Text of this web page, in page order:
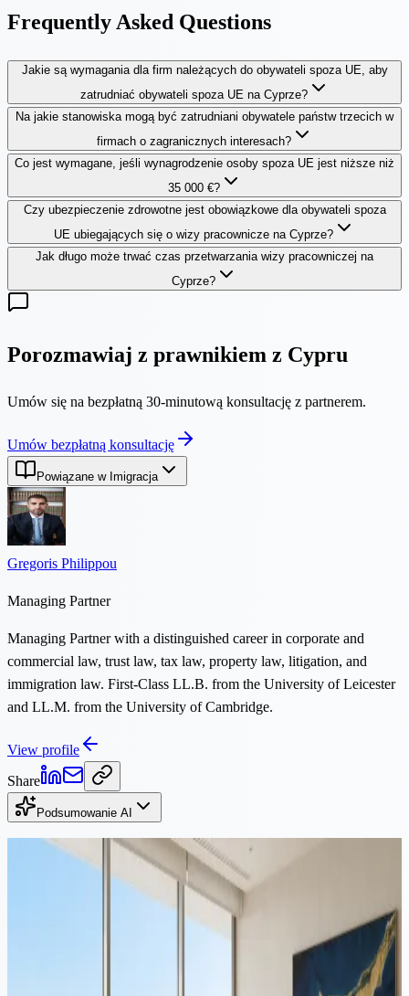
Frequently Asked Questions
Jakie są wymagania dla firm należących do obywateli spoza UE, aby
zatrudniać obywateli spoza UE na Cyprze?
Na jakie stanowiska mogą być zatrudniani obywatele państw trzecich w
firmach o zagranicznych interesach?
Co jest wymagane, jeśli wynagrodzenie osoby spoza UE jest niższe niż
35 000 €?
Czy ubezpieczenie zdrowotne jest obowiązkowe dla obywateli spoza
UE ubiegających się o wizy pracownicze na Cyprze?
Jak długo może trwać czas przetwarzania wizy pracowniczej na
Cyprze?
Porozmawiaj z prawnikiem z Cypru
Umów się na bezpłatną 30-minutową konsultację z partnerem.
Umów bezpłatną konsultację
Powiązane w Imigracja
Gregoris Philippou
Managing Partner
Managing Partner with a distinguished career in corporate and
commercial law, trust law, tax law, property law, litigation, and
immigration law. First-Class LL.B. from the University of Leicester
and LL.M. from the University of Cambridge.
View profile
Share
Podsumowanie AI
Czytaj dalej
13 min czytania
Przeprowadzka na Cypr z Polski: przewodnik po podatkach,